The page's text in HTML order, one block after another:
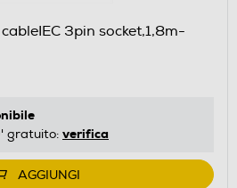
3pin socket,1,8m-
gratuito: verifica
AGGIUNGI